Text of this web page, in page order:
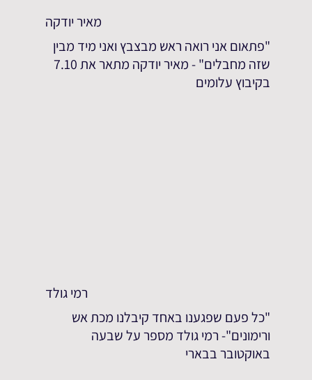
מאיר יודקה
"פתאום אני רואה ראש מבצבץ ואני מיד מבין
שזה מחבלים" - מאיר יודקה מתאר את 7.10
בקיבוץ עלומים
רמי גולד
"כל פעם שפגענו באחד קיבלנו מכת אש
ורימונים"- רמי גולד מספר על שבעה
באוקטובר בבארי